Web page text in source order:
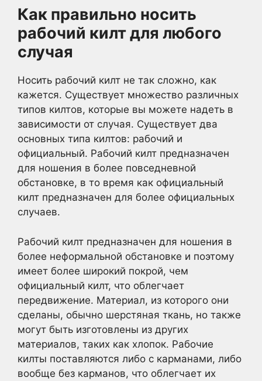
Как правильно носить
рабочий килт для любого
случая
Носить рабочий килт не так сложно, как
кажется. Существует множество различных
типов килтов, которые вы можете надеть в
зависимости от случая. Существует два
основных типа килтов: рабочий и
официальный. Рабочий килт предназначен
для ношения в более повседневной
обстановке, в то время как официальный
килт предназначен для более официальных
случаев.
Рабочий килт предназначен для ношения в
более неформальной обстановке и поэтому
имеет более широкий покрой, чем
официальный килт, что облегчает
передвижение. Материал, из которого они
сделаны, обычно шерстяная ткань, но также
могут быть изготовлены из других
материалов, таких как хлопок. Рабочие
килты поставляются либо с карманами, либо
вообще без карманов, что облегчает их